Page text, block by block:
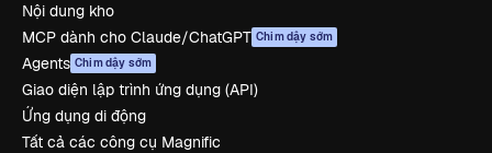
Nội dung kho
MCP dành cho Claude/ChatGPT Chim dậy sớm
Agents Chim dậy sớm
Giao diện lập trình ứng dụng (API)
Ứng dụng di động
Tất cả các công cụ Magnific